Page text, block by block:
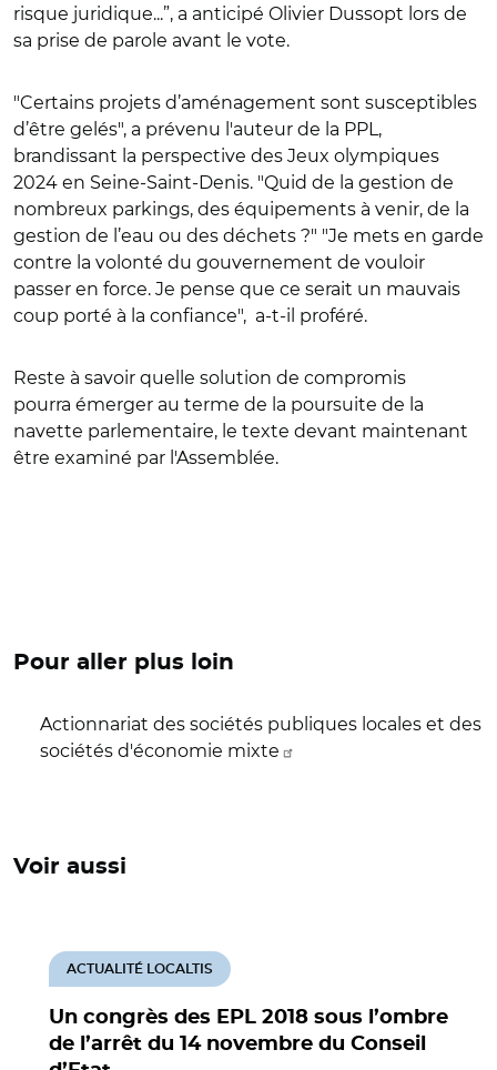
risque juridique...”, a anticipé Olivier Dussopt lors de
sa prise de parole avant le vote.
"Certains projets d’aménagement sont susceptibles
d’être gelés", a prévenu l'auteur de la PPL,
brandissant la perspective des Jeux olympiques
2024 en Seine-Saint-Denis. "Quid de la gestion de
nombreux parkings, des équipements à venir, de la
gestion de l’eau ou des déchets ?" "Je mets en garde
contre la volonté du gouvernement de vouloir
passer en force. Je pense que ce serait un mauvais
coup porté à la confiance", a-t-il proféré.
Reste à savoir quelle solution de compromis
pourra émerger au terme de la poursuite de la
navette parlementaire, le texte devant maintenant
être examiné par l'Assemblée.
Pour aller plus loin
Actionnariat des sociétés publiques locales et des
sociétés d'économie mixte
Voir aussi
Un congrès des EPL 2018 sous l’ombre
de l’arrêt du 14 novembre du Conseil
ACTUALITÉ LOCALTIS